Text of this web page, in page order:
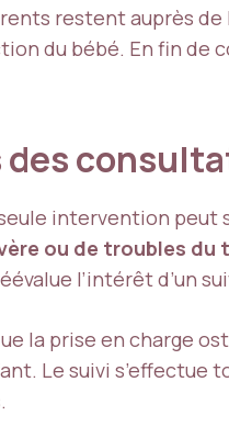
restent auprès
du bébé. En fin
intervention peut
ou de troubles du
l’intérêt d’un
la prise en charge
Le suivi